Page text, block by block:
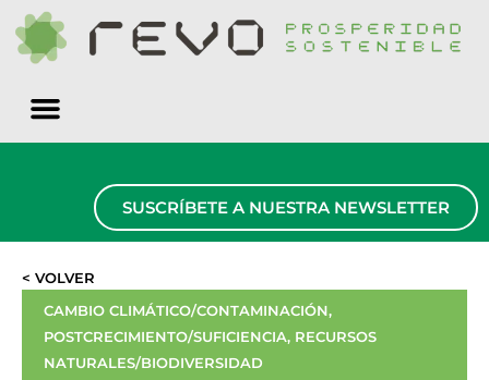
SUSCRÍBETE A NUESTRA NEWSLETTER
< VOLVER
CAMBIO CLIMÁTICO/CONTAMINACIÓN,
POSTCRECIMIENTO/SUFICIENCIA, RECURSOS
NATURALES/BIODIVERSIDAD